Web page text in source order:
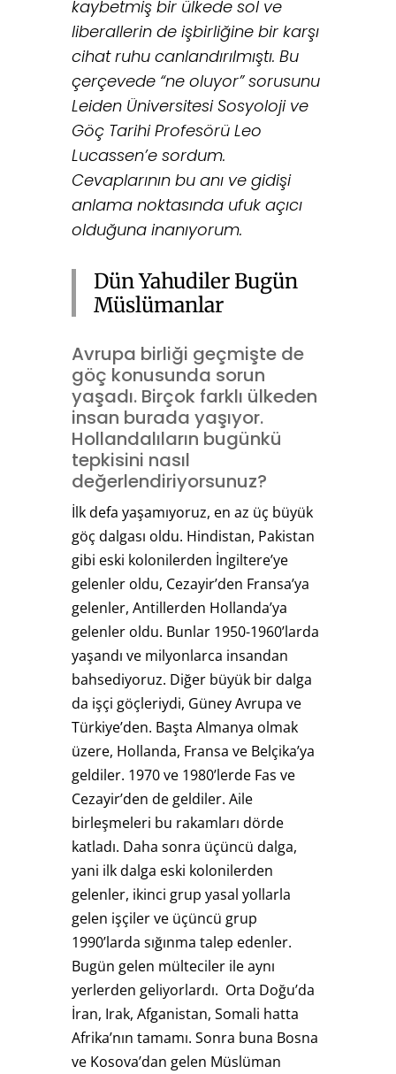
kaybetmiş bir ülkede sol ve
liberallerin de işbirliğine bir karşı
cihat ruhu canlandırılmıştı. Bu
çerçevede “ne oluyor” sorusunu
Leiden Üniversitesi Sosyoloji ve
Göç Tarihi Profesörü Leo
Lucassen’e sordum.
Cevaplarının bu anı ve gidişi
anlama noktasında ufuk açıcı
olduğuna inanıyorum.
Dün Yahudiler Bugün
Müslümanlar
Avrupa birliği geçmişte de
göç konusunda sorun
yaşadı. Birçok farklı ülkeden
insan burada yaşıyor.
Hollandalıların bugünkü
tepkisini nasıl
değerlendiriyorsunuz?
İlk defa yaşamıyoruz, en az üç büyük
göç dalgası oldu. Hindistan, Pakistan
gibi eski kolonilerden İngiltere’ye
gelenler oldu, Cezayir’den Fransa’ya
gelenler, Antillerden Hollanda’ya
gelenler oldu. Bunlar 1950-1960’larda
yaşandı ve milyonlarca insandan
bahsediyoruz. Diğer büyük bir dalga
da işçi göçleriydi, Güney Avrupa ve
Türkiye’den. Başta Almanya olmak
üzere, Hollanda, Fransa ve Belçika’ya
geldiler. 1970 ve 1980’lerde Fas ve
Cezayir’den de geldiler. Aile
birleşmeleri bu rakamları dörde
katladı. Daha sonra üçüncü dalga,
yani ilk dalga eski kolonilerden
gelenler, ikinci grup yasal yollarla
gelen işçiler ve üçüncü grup
1990’larda sığınma talep edenler.
Bugün gelen mülteciler ile aynı
yerlerden geliyorlardı. Orta Doğu’da
İran, Irak, Afganistan, Somali hatta
Afrika’nın tamamı. Sonra buna Bosna
ve Kosova’dan gelen Müslüman